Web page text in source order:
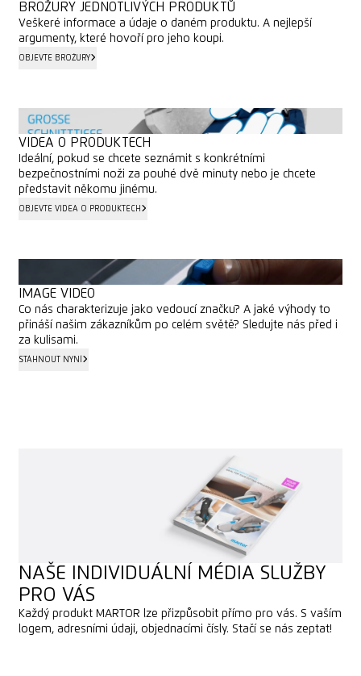
BROŽURY JEDNOTLIVÝCH PRODUKTŮ
Veškeré informace a údaje o daném produktu. A nejlepší
argumenty, které hovoří pro jeho koupi.
OBJEVTE BROŽURY
VIDEA O PRODUKTECH
Ideální, pokud se chcete seznámit s konkrétními
bezpečnostními noži za pouhé dvě minuty nebo je chcete
představit někomu jinému.
OBJEVTE VIDEA O PRODUKTECH
IMAGE VIDEO
Co nás charakterizuje jako vedoucí značku? A jaké výhody to
přináší našim zákazníkům po celém světě? Sledujte nás před i
za kulisami.
STÁHNOUT NYNÍ
NAŠE INDIVIDUÁLNÍ MÉDIA SLUŽBY
PRO VÁS
Každý produkt MARTOR lze přizpůsobit přímo pro vás. S vaším
logem, adresními údaji, objednacími čísly. Stačí se nás zeptat!